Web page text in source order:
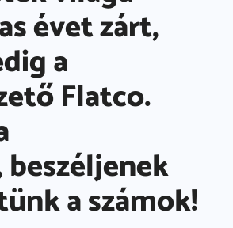
évet zárt,
a
Flatco.
a számok!